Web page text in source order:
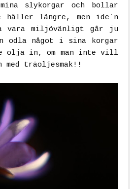
slykorgar och bollar
håller längre, men ide´n
vara miljövänligt går ju
odla något i sina korgar
olja in, om man inte vill
med träoljesmak!!